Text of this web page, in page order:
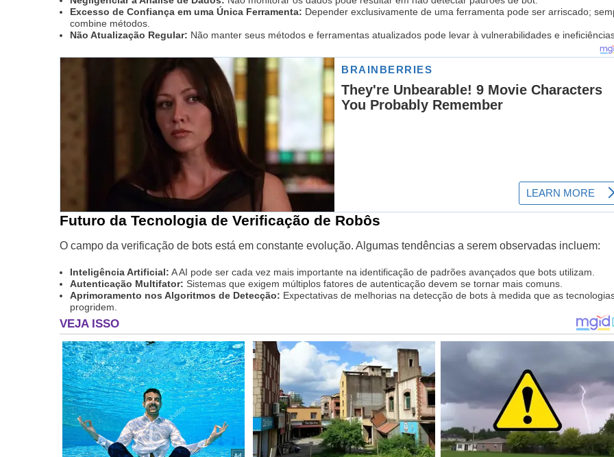
Excesso de Confiança em uma Única Ferramenta: Depender exclusivamente de uma ferramenta pode ser arriscado;
combine métodos.
Não Atualização Regular: Não manter seus métodos e ferramentas atualizados pode levar à vulnerabilidades e
Futuro da Tecnologia de Verificação de Robôs
O campo da verificação de bots está em constante evolução. Algumas tendências a serem observadas incluem:
Inteligência Artificial: A AI pode ser cada vez mais importante na identificação de padrões avançados que bots utilizam.
Autenticação Multifator: Sistemas que exigem múltiplos fatores de autenticação devem se tornar mais comuns.
Aprimoramento nos Algoritmos de Detecção: Expectativas de melhorias na detecção de bots à medida que as
progridem.